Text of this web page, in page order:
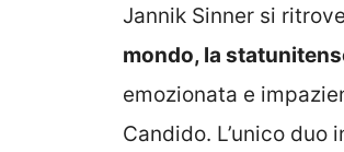
Jannik Sinner si
mondo, la
emozionata e
Candido. L’unico